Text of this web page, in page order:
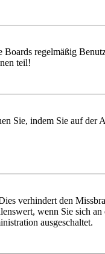
regelmäßig
teil!
Sie, indem Sie auf der
verhindert den
wenn Sie sich
ausgeschaltet.